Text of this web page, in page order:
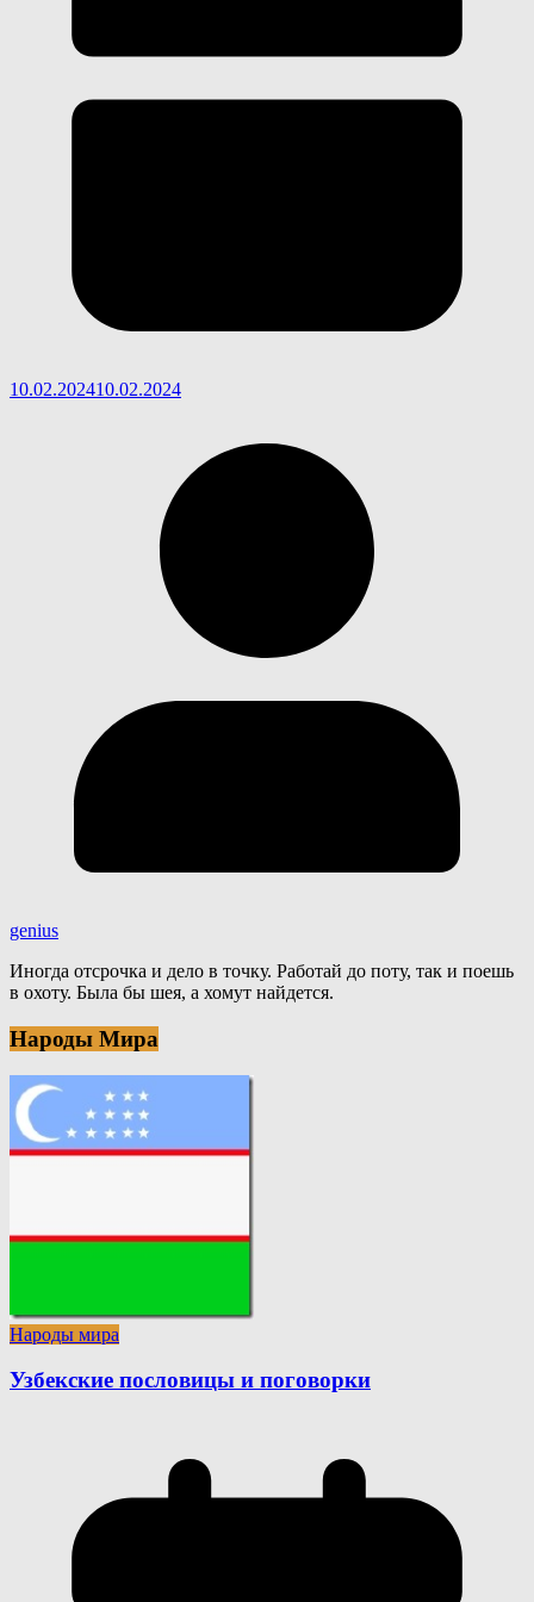
10.02.202410.02.2024
genius
Иногда отсрочка и дело в точку. Работай до поту, так и поешь
в охоту. Была бы шея, а хомут найдется.
Народы Мира
Народы мира
Узбекские пословицы и поговорки